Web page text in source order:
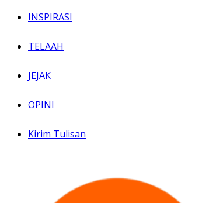
INSPIRASI
TELAAH
JEJAK
OPINI
Kirim Tulisan